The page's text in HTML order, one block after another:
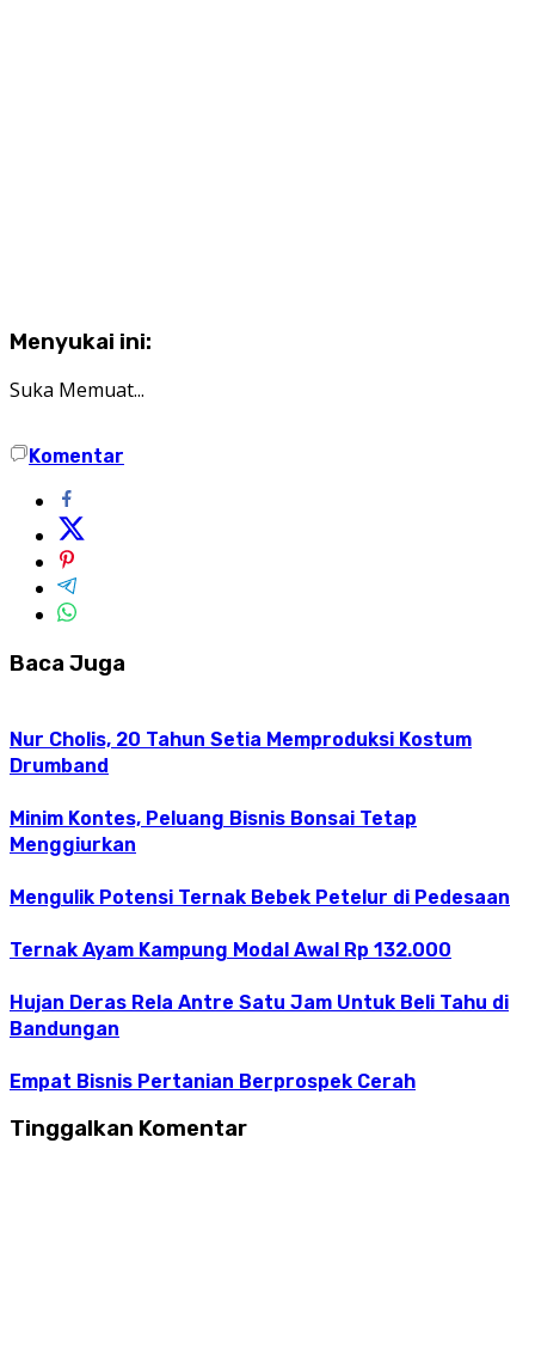
Menyukai ini:
Suka Memuat...
Komentar
Baca Juga
Nur Cholis, 20 Tahun Setia Memproduksi Kostum
Drumband
Minim Kontes, Peluang Bisnis Bonsai Tetap
Menggiurkan
Mengulik Potensi Ternak Bebek Petelur di Pedesaan
Ternak Ayam Kampung Modal Awal Rp 132.000
Hujan Deras Rela Antre Satu Jam Untuk Beli Tahu di
Bandungan
Empat Bisnis Pertanian Berprospek Cerah
Tinggalkan Komentar